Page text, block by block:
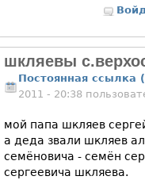
шкляевы
Постоянная ссылка
2011 - 20:38
мой папа шкляев
а деда звали шкляев
семёновича - семён
сергеевича шкляева.